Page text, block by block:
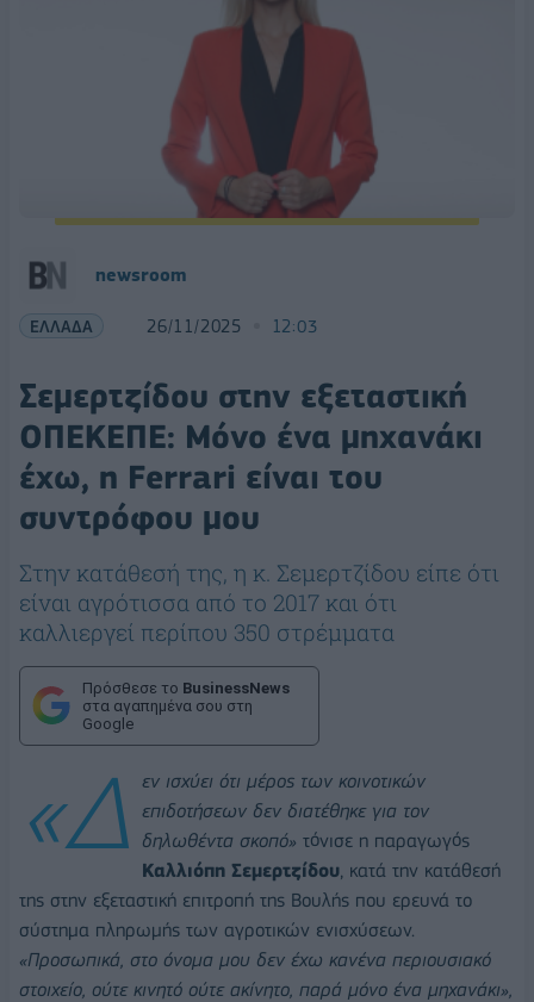
newsroom
ΕΛΛΑΔΑ 26/11/2025 12:03
Σεμερτζίδου στην εξεταστική
ΟΠΕΚΕΠΕ: Μόνο ένα μηχανάκι
έχω, η Ferrari είναι του
συντρόφου μου
Στην κατάθεσή της, η κ. Σεμερτζίδου είπε ότι
είναι αγρότισσα από το 2017 και ότι
καλλιεργεί περίπου 350 στρέμματα
Πρόσθεσε το BusinessNews
στα αγαπημένα σου στη
Google
«Δ εν ισχύει ότι μέρος των κοινοτικών
επιδοτήσεων δεν διατέθηκε για τον
δηλωθέντα σκοπό» τόνισε η παραγωγός
Καλλιόπη Σεμερτζίδου , κατά την κατάθεσή
της στην εξεταστική επιτροπή της Βουλής που ερευνά το
σύστημα πληρωμής των αγροτικών ενισχύσεων.
«Προσωπικά, στο όνομα μου δεν έχω κανένα περιουσιακό
στοιχείο, ούτε κινητό ούτε ακίνητο, παρά μόνο ένα μηχανάκι»,